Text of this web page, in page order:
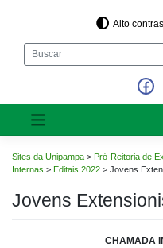
Alto
Sites da Unipampa > Pró-Reitoria de
Internas > Editais 2022 > Jovens
Jovens
CHAMADA